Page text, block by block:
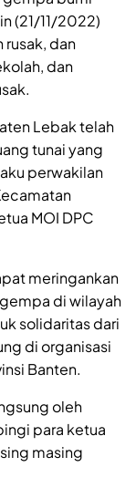
(21/11/2022)
rusak, dan
dan
Lebak telah
tunai yang
perwakilan
MOI DPC
meringankan
di wilayah
solidaritas dari
di organisasi
Banten.
oleh
para ketua
masing